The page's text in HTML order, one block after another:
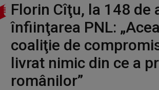
Florin Cîţu, la 148 de
înfiinţarea PNL:
coaliţie de
livrat nimic din ce a
românilor”